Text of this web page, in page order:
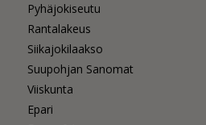
Pyhäjokiseutu
Rantalakeus
Siikajokilaakso
Suupohjan Sanomat
Viiskunta
Epari